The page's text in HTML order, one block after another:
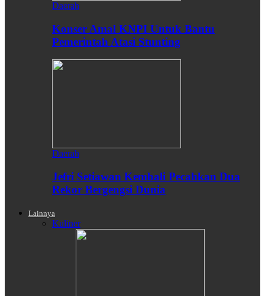
Daerah
Konser Amal KNPI Untuk Bantu
Pemerintah Atasi Stunting
Daerah
Jefri Setiawan Kembali Pecahkan Dua
Rekor Bergengsi Dunia
Lainnya
Kuliner